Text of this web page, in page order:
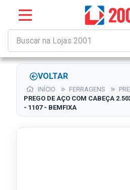
VOLTAR
INÍCIO FERRAGENS
PREGO DE AÇO COM CABEÇA
- 1107 - BEMFIXA